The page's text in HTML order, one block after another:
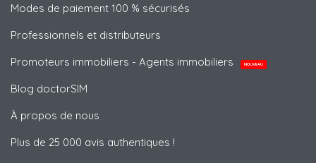
Modes de paiement 100 % sécurisés
Professionnels et distributeurs
Promoteurs immobiliers - Agents immobiliers
NOUVEAU
Blog doctorSIM
À propos de nous
Plus de 25 000 avis authentiques !